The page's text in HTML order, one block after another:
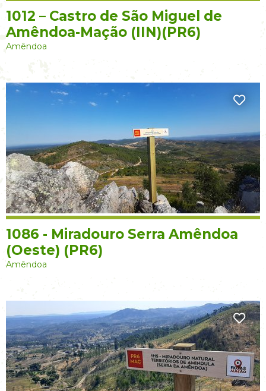
1012 – Castro de São Miguel de
Amêndoa-Mação (IIN)(PR6)
Amêndoa
1086 - Miradouro Serra Amêndoa
(Oeste) (PR6)
Amêndoa